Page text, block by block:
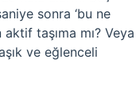
sonra ‘bu ne
taşıma mı? Veya
ve eğlenceli